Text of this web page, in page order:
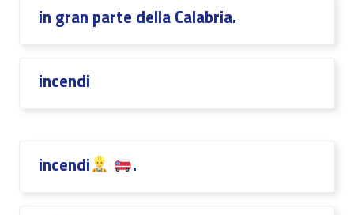
in gran parte della Calabria.
incendi
incendi .